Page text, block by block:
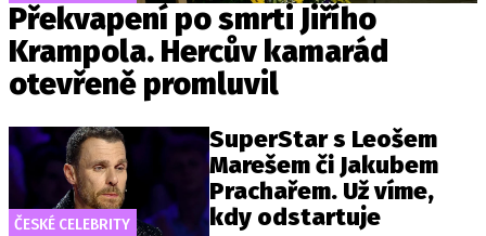
Překvapení po smrti Jiřího
Krampola. Hercův kamarád
otevřeně promluvil
ČESKÉ CELEBRITY
SuperStar s Leošem
Marešem či Jakubem
Prachařem. Už víme,
kdy odstartuje